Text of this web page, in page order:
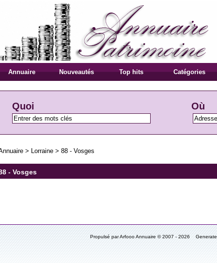
Annuaire Nouveautés Top hits Catégories
Quoi Où
> Lorraine > 88 - Vosges
- Vosges
Propulsé par Arfooo Annuaire © 2007 - 2026